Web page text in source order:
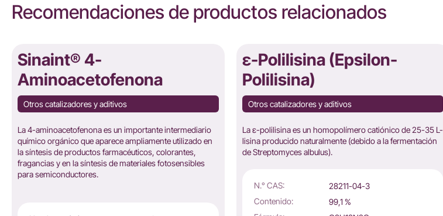
Recomendaciones de productos relacionados
Sinaint® 4-
Aminoacetofenona
Otros catalizadores y aditivos
La 4-aminoacetofenona es un importante intermediario
químico orgánico que aparece ampliamente utilizado en
la síntesis de productos farmacéuticos, colorantes,
fragancias y en la síntesis de materiales fotosensibles
para semiconductores.
ε-Polilisina (Epsilon-
Polilisina)
Otros catalizadores y aditivos
La ε-polilisina es un homopolímero catiónico de 25-35 L-
lisina producido naturalmente (debido a la fermentación
de Streptomyces albulus).
N.° CAS:
28211-04-3
Contenido:
99,1 %